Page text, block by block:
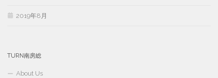
2019年8月
TURN南房総
About Us